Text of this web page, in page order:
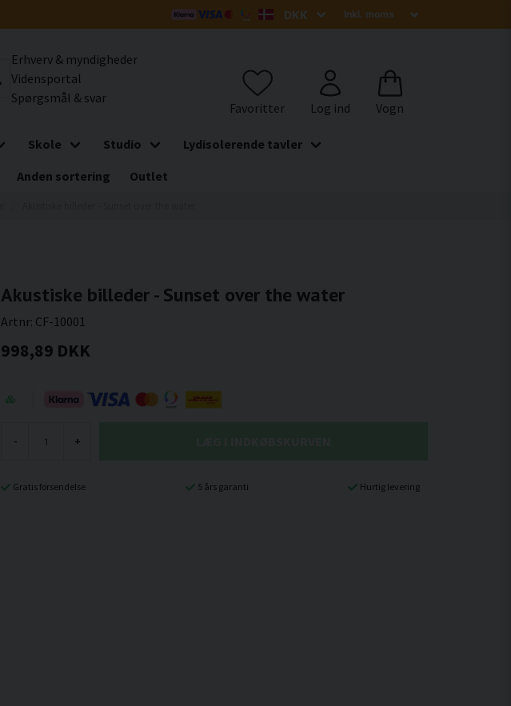
Erhverv & myndigheder
Vidensportal
Spørgsmål & svar
Skole Studio
Lydisolerende tavler
Anden sortering Outlet
Akustiske billeder - Sunset over the water
Artnr: CF-10001
998,89 DKK
- +
Gratis forsendelse 5 års garanti Hurtig levering